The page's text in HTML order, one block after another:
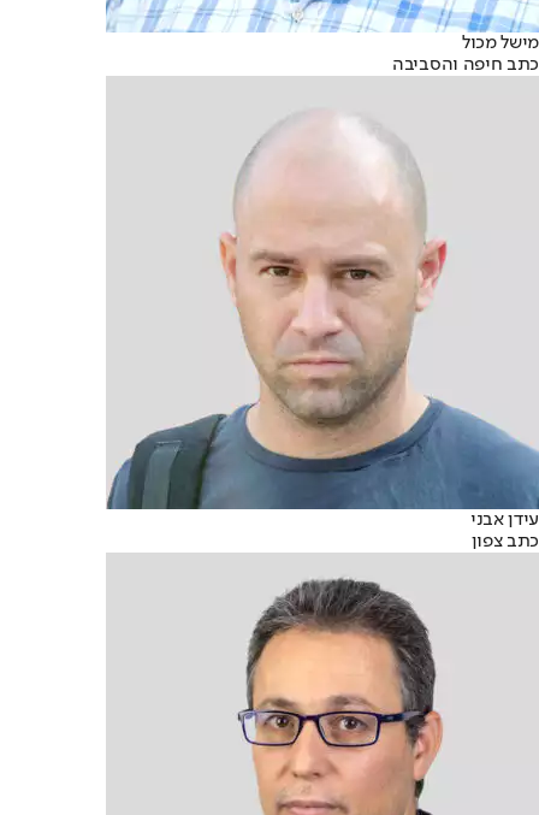
מישל מכול
כתב חיפה והסביבה
עידן אבני
כתב צפון